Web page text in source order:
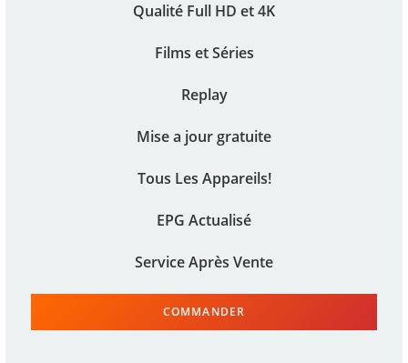
Qualité Full HD et 4K
Films et Séries
Replay
Mise a jour gratuite
Tous Les Appareils!
EPG Actualisé
Service Après Vente
COMMANDER